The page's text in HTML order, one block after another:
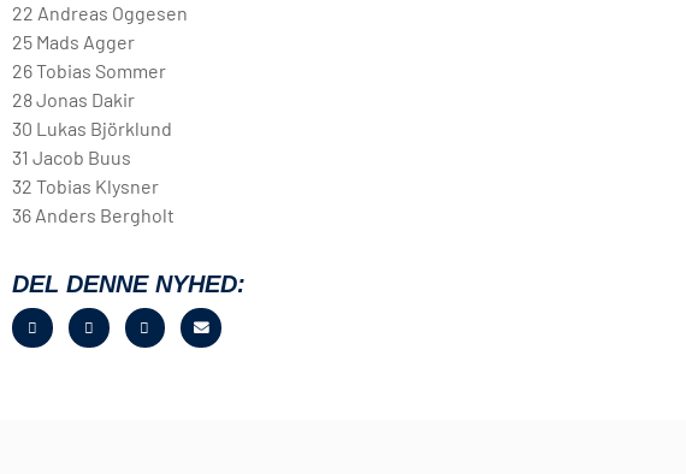
22 Andreas Oggesen
25 Mads Agger
26 Tobias Sommer
28 Jonas Dakir
30 Lukas Björklund
31 Jacob Buus
32 Tobias Klysner
36 Anders Bergholt
DEL DENNE NYHED: